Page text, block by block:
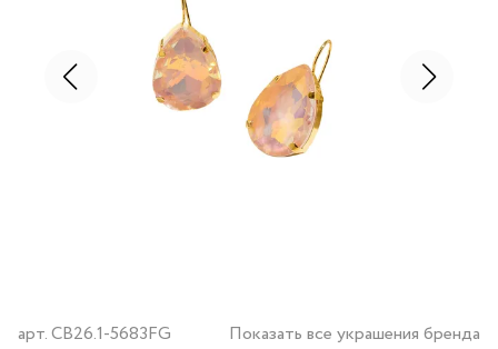
арт.CB26.1-5683FG Показать все украшения бренда